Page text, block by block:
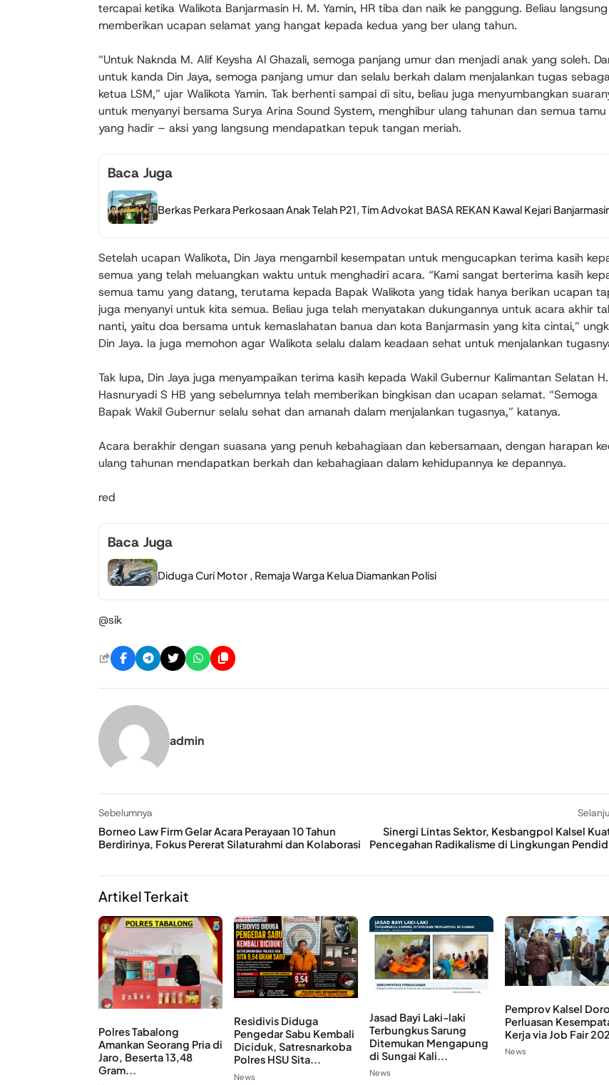
tercapai ketika Walikota Banjarmasin H. M. Yamin, HR tiba dan naik ke panggung. Beliau langsung
memberikan ucapan selamat yang hangat kepada kedua yang ber ulang tahun.
“Untuk Naknda M. Alif Keysha Al Ghazali, semoga panjang umur dan menjadi anak yang soleh.
untuk kanda Din Jaya, semoga panjang umur dan selalu berkah dalam menjalankan tugas
ketua LSM,” ujar Walikota Yamin. Tak berhenti sampai di situ, beliau juga menyumbangkan
untuk menyanyi bersama Surya Arina Sound System, menghibur ulang tahunan dan semua tamu
yang hadir – aksi yang langsung mendapatkan tepuk tangan meriah.
Baca Juga
Berkas Perkara Perkosaan Anak Telah P21, Tim Advokat BASA REKAN Kawal Kejari
Setelah ucapan Walikota, Din Jaya mengambil kesempatan untuk mengucapkan terima kasih
semua yang telah meluangkan waktu untuk menghadiri acara. “Kami sangat berterima kasih
semua tamu yang datang, terutama kepada Bapak Walikota yang tidak hanya berikan ucapan
juga menyanyi untuk kita semua. Beliau juga telah menyatakan dukungannya untuk acara akhir
nanti, yaitu doa bersama untuk kemaslahatan banua dan kota Banjarmasin yang kita cintai,”
Din Jaya. Ia juga memohon agar Walikota selalu dalam keadaan sehat untuk menjalankan
Tak lupa, Din Jaya juga menyampaikan terima kasih kepada Wakil Gubernur Kalimantan Selatan H.
Hasnuryadi S HB yang sebelumnya telah memberikan bingkisan dan ucapan selamat. “Semoga
Bapak Wakil Gubernur selalu sehat dan amanah dalam menjalankan tugasnya,” katanya.
Acara berakhir dengan suasana yang penuh kebahagiaan dan kebersamaan, dengan harapan
ulang tahunan mendapatkan berkah dan kebahagiaan dalam kehidupannya ke depannya.
red
Baca Juga
Diduga Curi Motor , Remaja Warga Kelua Diamankan Polisi
@sik
admin
Sebelumnya
Borneo Law Firm Gelar Acara Perayaan 10 Tahun
Berdirinya, Fokus Pererat Silaturahmi dan Kolaborasi
Sinergi Lintas Sektor, Kesbangpol Kalsel
Pencegahan Radikalisme di Lingkungan
Artikel Terkait
Polres Tabalong
Amankan Seorang Pria di
Jaro, Beserta 13,48
Gram...
Residivis Diduga
Pengedar Sabu Kembali
Diciduk, Satresnarkoba
Polres HSU Sita...
News
Jasad Bayi Laki-laki
Terbungkus Sarung
Ditemukan Mengapung
di Sungai Kali...
News
Pemprov Kalsel
Perluasan
Kerja via Job Fair
News